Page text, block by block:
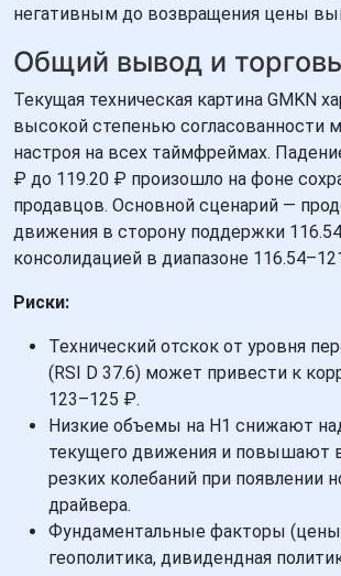
негативным до возвращения цены
Общий вывод и
Текущая техническая картина GMKN
высокой степенью согласованности
настроя на всех таймфреймах.
₽ до 119.20 ₽ произошло на фоне
продавцов. Основной сценарий —
движения в сторону поддержки
консолидацией в диапазоне
Риски:
Технический отскок от уровня
(RSI D 37.6) может привести к
123–125 ₽.
Низкие объемы на H1 снижают
текущего движения и повышают
резких колебаний при появлении
драйвера.
Фундаментальные факторы
геополитика, дивидендная